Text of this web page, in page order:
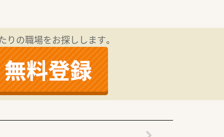
けます。
の職場をお探しします。